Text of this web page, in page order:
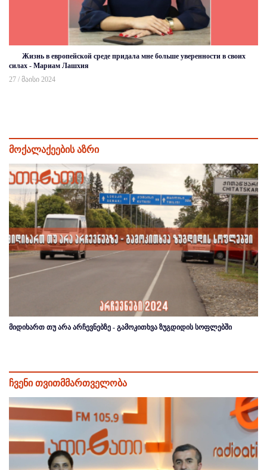
Жизнь в европейской среде придала мне больше уверенности в своих
силах - Мариам Лашхия
27 / მაისი 2024
მოქალაქეების აზრი
მიდიხართ თუ არა არჩევნებზე - გამოკითხვა ზუგდიდის სოფლებში
ჩვენი თვითმმართველობა